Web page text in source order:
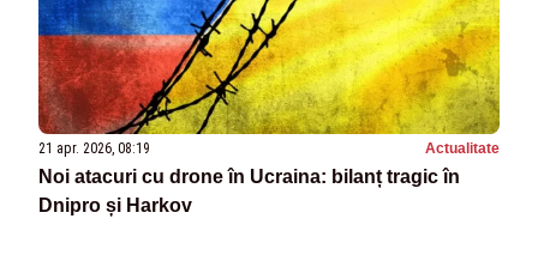
21 apr. 2026, 08:19 Actualitate
Noi atacuri cu drone în Ucraina: bilanț tragic în
Dnipro și Harkov